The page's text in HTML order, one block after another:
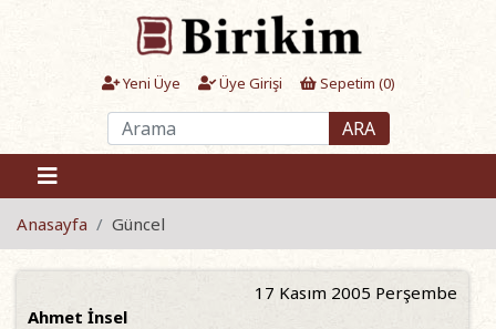
Yeni Üye Üye Girişi Sepetim (0)
ARA
Anasayfa Güncel
17 Kasım 2005 Perşembe
Ahmet İnsel